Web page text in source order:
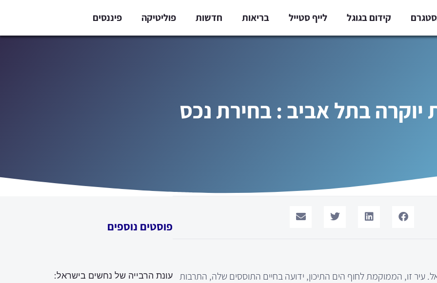
קידום בגוגל לייף סטייל בריאות חדשות פוליטיקה פיננסים
יוקרה בתל אביב : בחירת נכס
עיר זו, הממוקמת לחוף הים התיכון, ידועה בחיים התוססים שלה, התרבות
פוסטים נוספים
עונת הרבייה של נחשים בישראל: